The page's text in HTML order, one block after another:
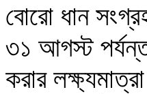
বোরো ধান
৩১ আগস্ট
করার